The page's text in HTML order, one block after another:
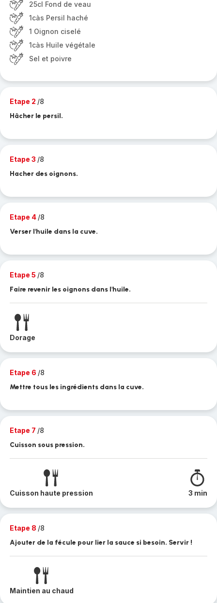
25cl Fond de veau
1càs Persil haché
1 Oignon ciselé
1càs Huile végétale
Sel et poivre
Etape 2 /8
Hâcher le persil.
Etape 3 /8
Hacher des oignons.
Etape 4 /8
Verser l'huile dans la cuve.
Etape 5 /8
Faire revenir les oignons dans l'huile.
Dorage
Etape 6 /8
Mettre tous les ingrédients dans la cuve.
Etape 7 /8
Cuisson sous pression.
Cuisson haute pression 3 min
Etape 8 /8
Ajouter de la fécule pour lier la sauce si besoin. Servir !
Maintien au chaud